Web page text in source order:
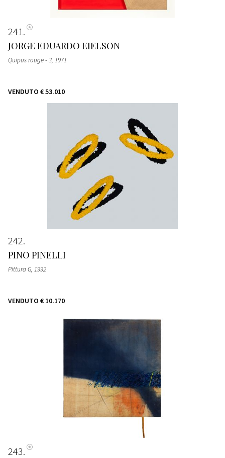
241
JORGE EDUARDO EIELSON
Quipus rouge - 3, 1971
VENDUTO € 53.010
242
PINO PINELLI
Pittura G, 1992
VENDUTO € 10.170
243